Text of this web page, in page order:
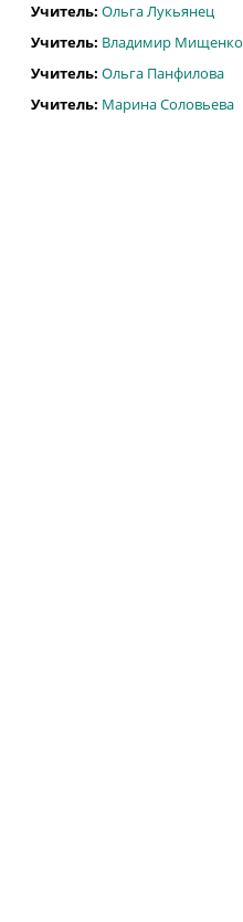
Учитель: Ольга Лукьянец
Учитель: Владимир Мищенко
Учитель: Ольга Панфилова
Учитель: Марина Соловьева